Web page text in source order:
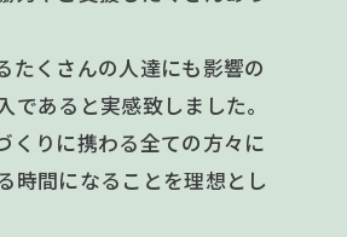
たくさんの人達にも影響の
あると実感致しました。
くりに携わる全ての方々に
時間になることを理想とし